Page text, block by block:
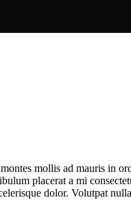
mollis ad mauris in
placerat a mi
dolor. Volutpat